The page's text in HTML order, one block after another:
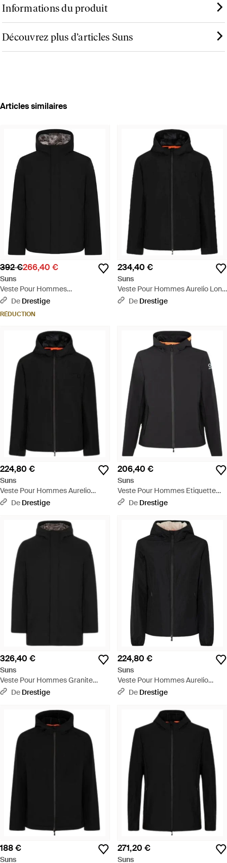
Informations du produit
Découvrez plus d’articles Suns
Articles similaires
392 €266,40 €
Suns
Veste Pour Hommes
Montebianco Four Noir - Noir
De Drestige
RÉDUCTION
234,40 €
Suns
Veste Pour Hommes Aurelio Long
Velour Noir - Noir
De Drestige
224,80 €
Suns
Veste Pour Hommes Aurelio
Velour Noir - Noir
De Drestige
206,40 €
Suns
Veste Pour Hommes Etiquette
Noire - Noir
De Drestige
326,40 €
Suns
Veste Pour Hommes Granite
Noire De Fourrure - Noir
De Drestige
224,80 €
Suns
Veste Pour Hommes Aurelio
Velour Noir - Noir
De Drestige
188 €
Suns
271,20 €
Suns